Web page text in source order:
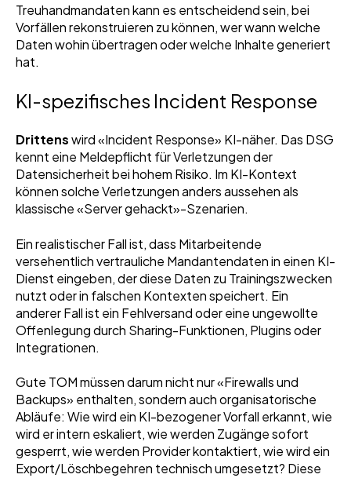
Treuhandmandaten kann es entscheidend sein, bei
Vorfällen rekonstruieren zu können, wer wann welche
Daten wohin übertragen oder welche Inhalte generiert
hat.
KI-spezifisches Incident Response
Drittenswird «Incident Response» KI-näher. Das DSG
kennt eine Meldepflicht fürVerletzungen der
Datensicherheit bei hohem Risiko. Im KI-Kontext
können solche Verletzungen anders aussehen als
klassische «Server gehackt»-Szenarien.
Ein realistischer Fall ist, dass Mitarbeitende
versehentlich vertrauliche Mandantendaten in einen KI-
Dienst eingeben, der diese Daten zu Trainingszwecken
nutzt oder in falschen Kontexten speichert. Ein
anderer Fall ist ein Fehlversand oder eine ungewollte
Offenlegung durch Sharing-Funktionen, Plugins oder
Integrationen.
Gute TOM müssen darum nicht nur «Firewalls und
Backups» enthalten, sondern auch organisatorische
Abläufe: Wie wird ein KI-bezogener Vorfall erkannt, wie
wird er intern eskaliert, wie werden Zugänge sofort
gesperrt, wie werden Provider kontaktiert, wie wird ein
Export/Löschbegehren technisch umgesetzt? Diese